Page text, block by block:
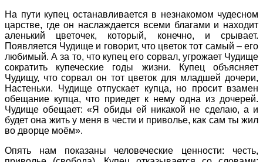
На пути купец останавливается в незнакомом чудесном
царстве, где он наслаждается всеми благами и находит
аленький цветочек, который, конечно, и срывает.
Появляется Чудище и говорит, что цветок тот самый – его
любимый. А за то, что купец его сорвал, угрожает Чудище
сократить купеческие годы жизни. Купец объясняет
Чудищу, что сорвал он тот цветок для младшей дочери,
Настеньки. Чудище отпускает купца, но просит взамен
обещание купца, что приедет к нему одна из дочерей.
Чудище обещает: «Я обиды ей никакой не сделаю, а и
будет она жить у меня в чести и приволье, как сам ты жил
во дворце моём».
Опять нам показаны человеческие ценности: честь,